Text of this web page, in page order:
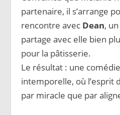
partenaire, il s’arrange
rencontre avec Dean,
partage avec elle bien
pour la pâtisserie.
Le résultat : une
intemporelle, où l’esprit
par miracle que par